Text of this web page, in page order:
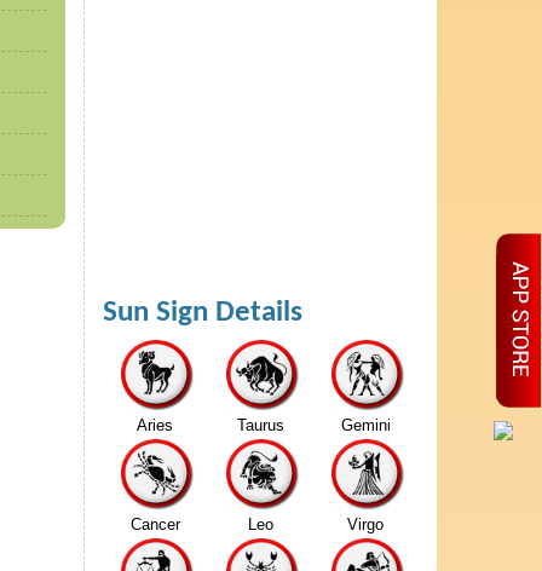
Sun Sign Details
Aries Taurus Gemini
Cancer Leo Virgo